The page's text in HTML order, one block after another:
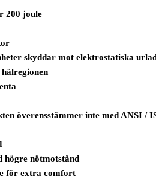
200 joule
skyddar mot elektrostatiska
överensstämmer inte med ANSI /
högre nötmotstånd
för extra comfort